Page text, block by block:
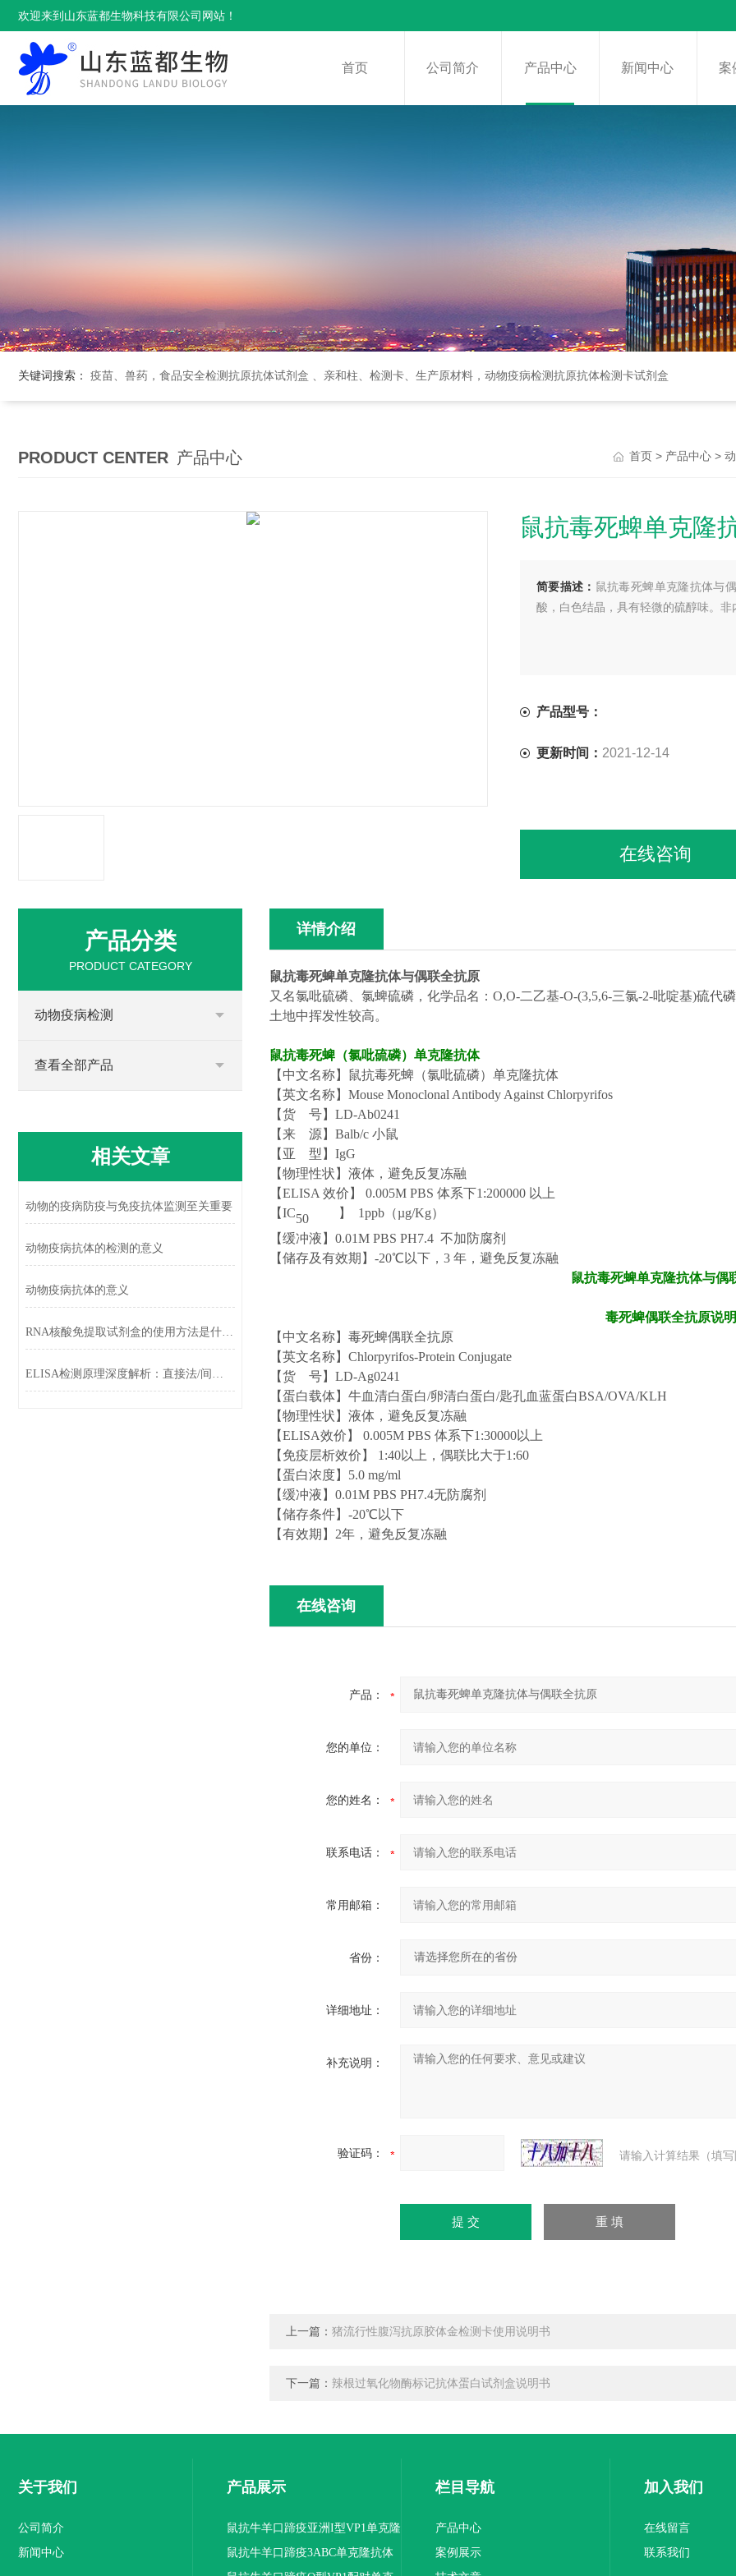
欢迎来到山东蓝都生物科技有限公司网站！
首页 公司简介 产品中心 新闻中心 案
关键词搜索： 疫苗、兽药，食品安全检测抗原抗体试剂盒 、亲和柱、检测卡、生产原材料，动物疫病检测抗原抗体检测卡试剂盒
PRODUCT CENTER 产品中心 首页 > 产品中心 >
鼠抗毒死蜱单克隆
简要描述： 鼠抗毒死蜱单克隆抗体与
酸，白色结晶，具有轻微的硫醇味。非
产品型号：
更新时间： 2021-12-14
在线咨询
详情介绍
鼠抗毒死蜱单克隆抗体与偶联全抗原
又名氯吡硫磷、氯蜱硫磷，化学品名：O,O-二乙基-O-(3,5,6-三氯-2-吡啶基)硫代
土地中挥发性较高。
鼠抗毒死蜱（氯吡硫磷）单克隆抗体
【中文名称】鼠抗毒死蜱 （氯吡硫磷） 单克隆抗体
【英文名称】 Mouse Monoclonal Antibody Against Chlorpyrifos
【货 号】LD-Ab0241
【来 源】Balb/c 小鼠
【亚 型】IgG
【物理性状】液体，避免反复冻融
【ELISA 效价】 0.005M PBS 体系下1:200000 以上
【IC50
】 1ppb（µg/Kg）
【缓冲液】0.01M PBS PH7.4 不加防腐剂
【储存及有效期】-20℃以下，3 年，避免反复冻融
鼠抗毒死蜱单克隆抗体与偶
毒死蜱偶联全抗原说
【中文名称】毒死蜱偶联全抗原
【英文名称】 Chlorpyrifos-Protein Conjugate
【货 号】LD-Ag0241
【蛋白载体】牛血清白蛋白/卵清白蛋白/匙孔血蓝蛋白BSA/OVA/KLH
【物理性状】液体，避免反复冻融
【ELISA效价】 0.005M PBS 体系下1:30000以上
【免疫层析效价】 1:40以上，偶联比大于1:60
【蛋白浓度】5.0 mg/ml
【缓冲液】0.01M PBS PH7.4无防腐剂
【储存条件】-20℃以下
【有效期】2年，避免反复冻融
在线咨询
产品：
您的单位：
您的姓名：
联系电话：
常用邮箱：
省份：
详细地址：
补充说明：
验证码： 请输入计算结果（填
上一篇： 猪流行性腹泻抗原胶体金检测卡使用说明书
下一篇： 辣根过氧化物酶标记抗体蛋白试剂盒说明书
产品分类
PRODUCT CATEGORY
动物疫病检测
查看全部产品
相关文章
动物的疫病防疫与免疫抗体监测至关重要
动物疫病抗体的检测的意义
动物疫病抗体的意义
RNA核酸免提取试剂盒的使用方法是什么?
ELISA检测原理深度解析：直接法/间接法/夹心法的选择策略
关于我们
公司简介
新闻中心
产品展示
鼠抗牛羊口蹄疫亚洲I型VP1单克隆
抗体
鼠抗牛羊口蹄疫3ABC单克隆抗体
栏目导航
产品中心
案例展示
加入我们
在线留言
联系我们